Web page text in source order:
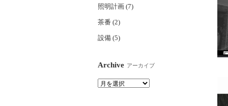
照明計画 (7)
茶番 (2)
設備 (5)
Archive アーカイブ